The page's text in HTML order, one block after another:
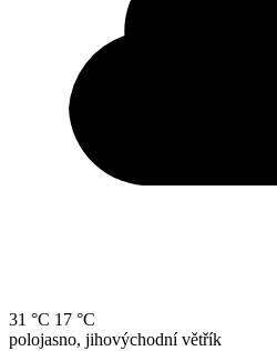
31 °C 17 °C
polojasno, jihovýchodní větřík